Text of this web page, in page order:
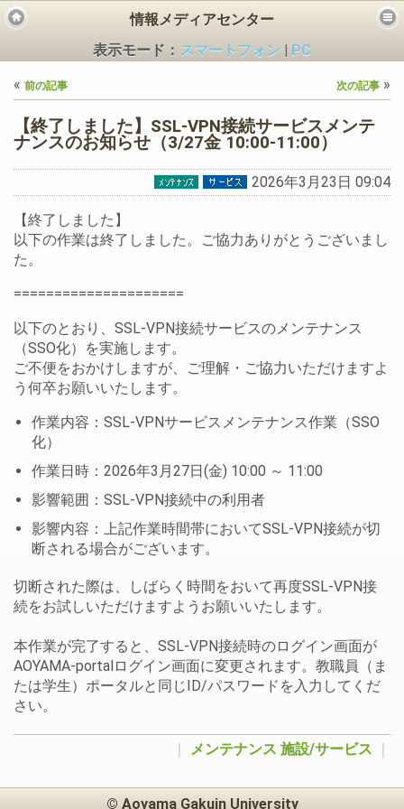
情報メディアセンター
表示モード： スマートフォン
PC
« 前の記事 次の記事 »
【終了しました】SSL-VPN接続サービスメンテ
ナンスのお知らせ（3/27金 10:00-11:00）
2026年3月23日 09:04
【終了しました】
以下の作業は終了しました。ご協力ありがとうございまし
た。
=====================
以下のとおり、SSL-VPN接続サービスのメンテナンス
（SSO化）を実施します。
ご不便をおかけしますが、ご理解・ご協力いただけますよ
う何卒お願いいたします。
作業内容：SSL-VPNサービスメンテナンス作業（SSO
化）
作業日時：2026年3月27日(金) 10:00 ～ 11:00
影響範囲：SSL-VPN接続中の利用者
影響内容：上記作業時間帯においてSSL-VPN接続が切
断される場合がございます。
切断された際は、しばらく時間をおいて再度SSL-VPN接
続をお試しいただけますようお願いいたします。
本作業が完了すると、SSL-VPN接続時のログイン画面が
AOYAMA-portalログイン画面に変更されます。教職員（ま
たは学生）ポータルと同じID/パスワードを入力してくだ
さい。
メンテナンス 施設/サービス
© Aoyama Gakuin University